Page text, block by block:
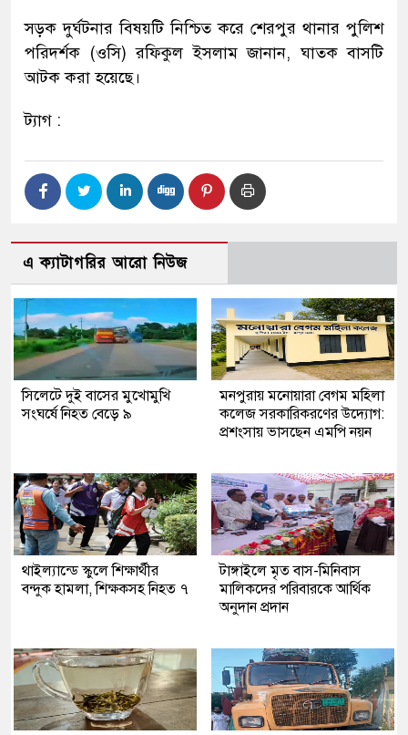
সড়ক দুর্ঘটনার বিষয়টি নিশ্চিত করে শেরপুর থানার পুলিশ
পরিদর্শক (ওসি) রফিকুল ইসলাম জানান, ঘাতক বাসটি
আটক করা হয়েছে।
ট্যাগ :
এ ক্যাটাগরির আরো নিউজ
সিলেটে দুই বাসের মুখোমুখি
সংঘর্ষে নিহত বেড়ে ৯
মনপুরায় মনোয়ারা বেগম মহিলা
কলেজ সরকারিকরণের উদ্যোগ:
প্রশংসায় ভাসছেন এমপি নয়ন
থাইল্যান্ডে স্কুলে শিক্ষার্থীর
বন্দুক হামলা, শিক্ষকসহ নিহত ৭
টাঙ্গাইলে মৃত বাস-মিনিবাস
মালিকদের পরিবারকে আর্থিক
অনুদান প্রদান